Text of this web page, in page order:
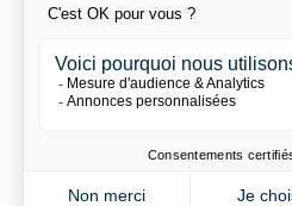
Toutes nos
BAC+3 et Parcours
BAC+5 et BAC+6
ISTELI Expertise